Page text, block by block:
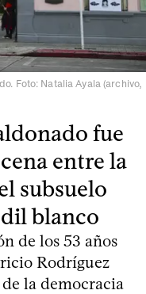
Foto: Natalia Ayala (archivo,
fue
entre la
subsuelo
blanco
de los 53 años
Rodríguez
la democracia